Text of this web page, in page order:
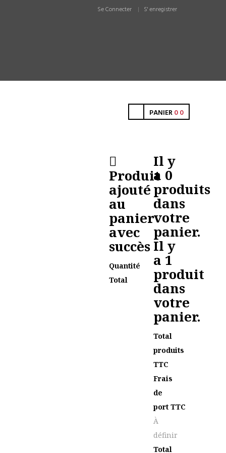
Se Connecter S' enregistrer
PANIER00
Produit
ajouté
au
panier
avec
succès
Quantité
Total
Il y
a 0
produits
dans
votre
panier.
Il y
a 1
produit
dans
votre
panier.
Total
produits
TTC
Frais
de
port TTC
À
définir
Total